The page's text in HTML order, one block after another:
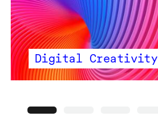
Digital Creativity